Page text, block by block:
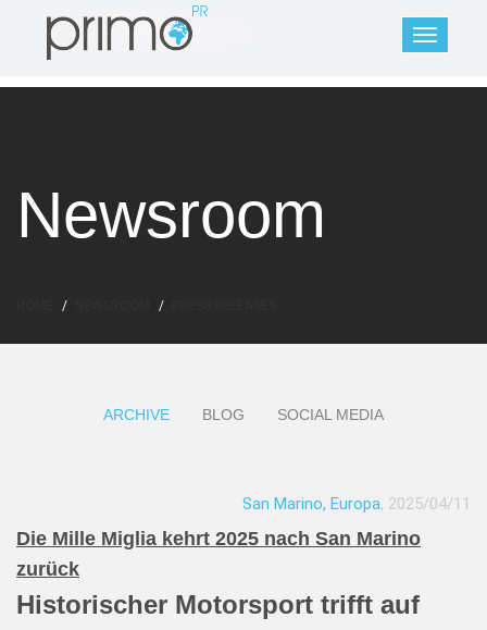
Newsroom
ARCHIVE BLOG SOCIAL MEDIA
San Marino, Europa, 2025/04/11
Die Mille Miglia kehrt 2025 nach San Marino
zurück
Historischer Motorsport trifft auf